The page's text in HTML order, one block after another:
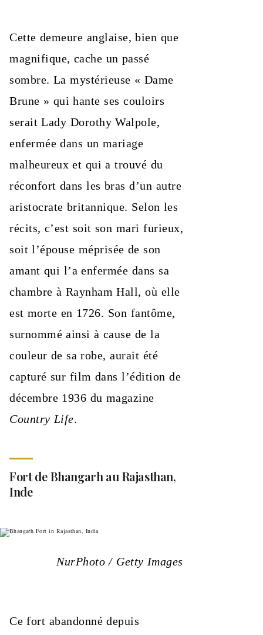
Cette demeure anglaise, bien que
magnifique, cache un passé
sombre. La mystérieuse « Dame
Brune » qui hante ses couloirs
serait Lady Dorothy Walpole,
enfermée dans un mariage
malheureux et qui a trouvé du
réconfort dans les bras d’un autre
aristocrate britannique. Selon les
récits, c’est soit son mari furieux,
soit l’épouse méprisée de son
amant qui l’a enfermée dans sa
chambre à Raynham Hall, où elle
est morte en 1726. Son fantôme,
surnommé ainsi à cause de la
couleur de sa robe, aurait été
capturé sur film dans l’édition de
décembre 1936 du magazine
Country Life.
Fort de Bhangarh au Rajasthan,
Inde
NurPhoto / Getty Images
Ce fort abandonné depuis